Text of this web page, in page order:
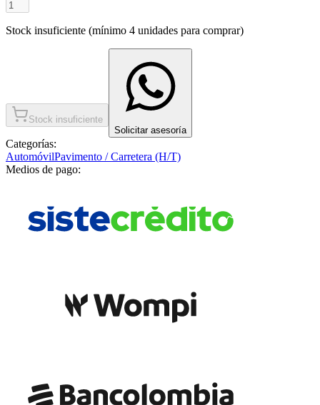
Stock insuficiente (mínimo 4 unidades para comprar)
Stock insuficiente
Solicitar asesoría
Categorías:
AutomóvilPavimento / Carretera (H/T)
Medios de pago: